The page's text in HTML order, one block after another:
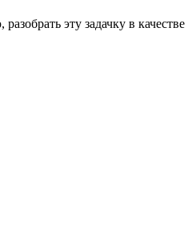
эту задачку в качестве